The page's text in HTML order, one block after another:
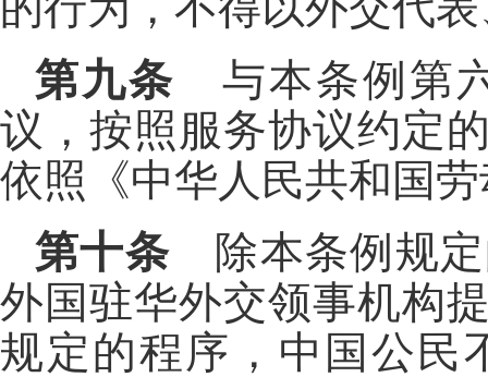
第九条 与本条例第
议，按照服务协议约定
依照《中华人民共和国
第十条除本条例规定
外国驻华外交领事机构
规定的程序，中国公民